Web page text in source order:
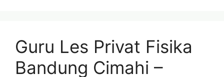
Guru Les Privat Fisika
Bandung Cimahi –